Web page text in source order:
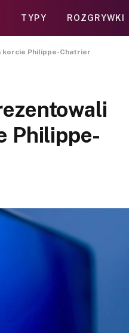
TYPY ROZGRYWKI
korcie Philippe-Chatrier
Philippe-